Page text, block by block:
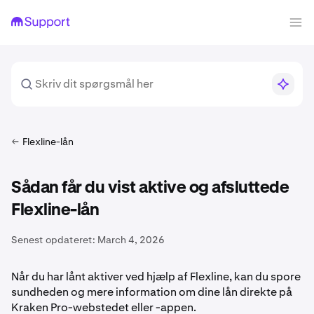
Flexline-lån
Sådan får du vist aktive og afsluttede
Flexline-lån
Senest opdateret: March 4, 2026
Når du har lånt aktiver ved hjælp af Flexline, kan du spore
sundheden og mere information om dine lån direkte på
Kraken Pro-webstedet eller -appen.